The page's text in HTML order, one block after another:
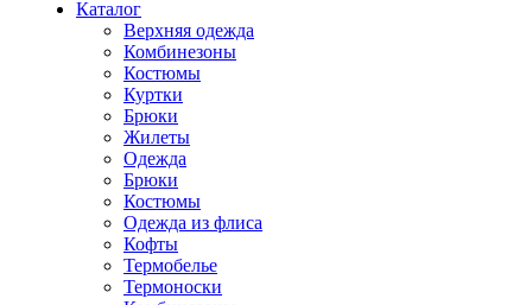
Каталог
Верхняя одежда
Комбинезоны
Костюмы
Куртки
Брюки
Жилеты
Одежда
Брюки
Костюмы
Одежда из флиса
Кофты
Термобелье
Термоноски